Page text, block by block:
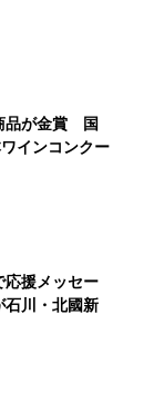
品が金賞 国
インコンクー
応援メッセー
川・北國新